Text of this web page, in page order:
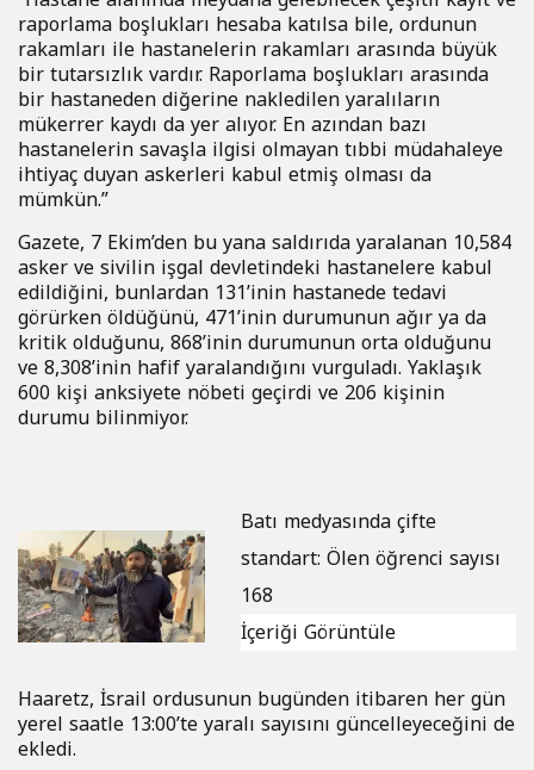
raporlama boşlukları hesaba katılsa bile, ordunun
rakamları ile hastanelerin rakamları arasında büyük
bir tutarsızlık vardır. Raporlama boşlukları arasında
bir hastaneden diğerine nakledilen yaralıların
mükerrer kaydı da yer alıyor. En azından bazı
hastanelerin savaşla ilgisi olmayan tıbbi müdahaleye
ihtiyaç duyan askerleri kabul etmiş olması da
mümkün.”
Gazete, 7 Ekim’den bu yana saldırıda yaralanan 10,584
asker ve sivilin işgal devletindeki hastanelere kabul
edildiğini, bunlardan 131’inin hastanede tedavi
görürken öldüğünü, 471’inin durumunun ağır ya da
kritik olduğunu, 868’inin durumunun orta olduğunu
ve 8,308’inin hafif yaralandığını vurguladı. Yaklaşık
600 kişi anksiyete nöbeti geçirdi ve 206 kişinin
durumu bilinmiyor.
Batı medyasında çifte
standart: Ölen öğrenci sayısı
168
İçeriği Görüntüle
Haaretz, İsrail ordusunun bugünden itibaren her gün
yerel saatle 13:00’te yaralı sayısını güncelleyeceğini de
ekledi.